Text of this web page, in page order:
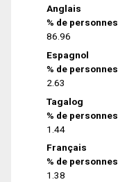
Anglais
% de personnes
86.96
Espagnol
% de personnes
2.63
Tagalog
% de personnes
1.44
Français
% de personnes
1.38